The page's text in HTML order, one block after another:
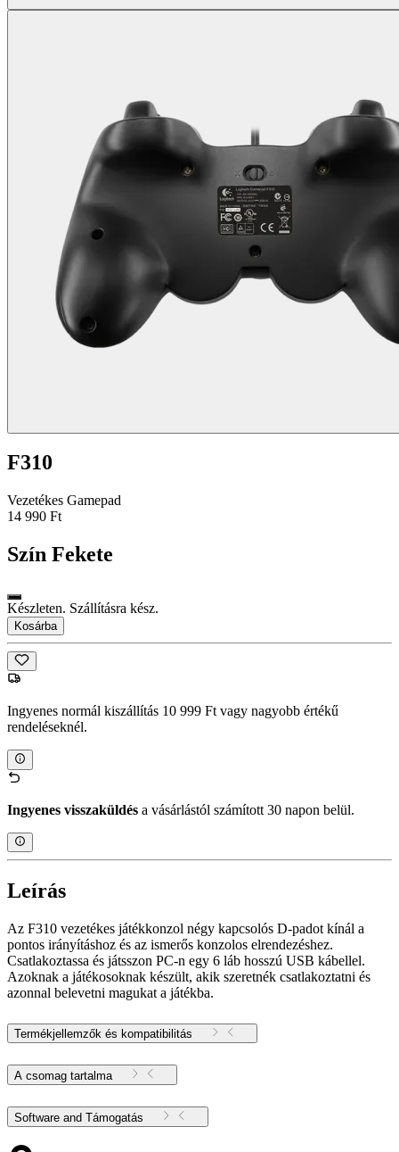
F310
Vezetékes Gamepad
14 990 Ft
Szín Fekete
Készleten. Szállításra kész.
Kosárba
Ingyenes normál kiszállítás 10 999 Ft vagy nagyobb értékű
rendeléseknél.
Ingyenes visszaküldés a vásárlástól számított 30 napon belül.
Leírás
Az F310 vezetékes játékkonzol négy kapcsolós D-padot kínál a
pontos irányításhoz és az ismerős konzolos elrendezéshez.
Csatlakoztassa és játsszon PC-n egy 6 láb hosszú USB kábellel.
Azoknak a játékosoknak készült, akik szeretnék csatlakoztatni és
azonnal belevetni magukat a játékba.
Termékjellemzők és kompatibilitás
A csomag tartalma
Software and Támogatás